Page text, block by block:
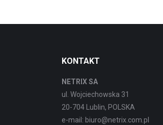
KONTAKT
NETRIX SA
ul. Wojciechowska 31
20-704 Lublin, POLSKA
e-mail: biuro@netrix.com.pl